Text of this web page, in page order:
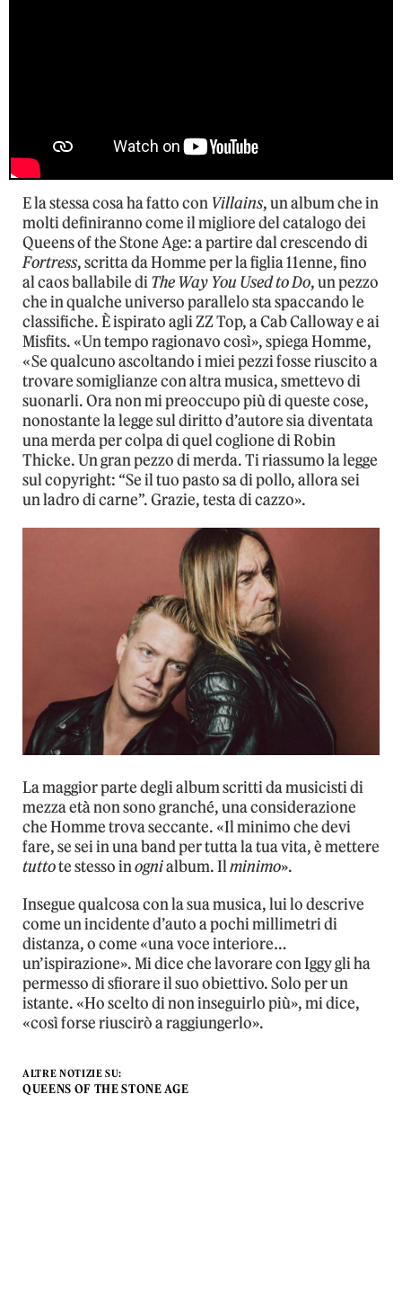
E la stessa cosa ha fatto con Villains, un album che in
molti definiranno come il migliore del catalogo dei
Queens of the Stone Age: a partire dal crescendo di
Fortress, scritta da Homme per la figlia 11enne, fino
al caos ballabile diThe Way You Used to Do, un pezzo
che in qualche universo parallelo sta spaccando le
classifiche. È ispirato agli ZZ Top, a Cab Calloway e ai
Misfits. «Un tempo ragionavo così», spiega Homme,
«Se qualcuno ascoltando i miei pezzi fosse riuscito a
trovare somiglianze con altra musica, smettevo di
suonarli. Ora non mi preoccupo più di queste cose,
nonostante la legge sul diritto d’autore sia diventata
una merda per colpa di quel coglione di Robin
Thicke. Un gran pezzo di merda. Ti riassumo la legge
sul copyright: “Se il tuo pasto sa di pollo, allora sei
un ladro di carne”. Grazie, testa di cazzo».
La maggior parte degli album scritti da musicisti di
mezza età non sono granché, una considerazione
che Homme trova seccante. «Il minimo che devi
fare, se sei in una band per tutta la tua vita, è mettere
tuttote stesso inognialbum. Ilminimo».
Insegue qualcosa con la sua musica, lui lo descrive
come un incidente d’auto a pochi millimetri di
distanza, o come «una voce interiore…
un’ispirazione». Mi dice che lavorare con Iggy gli ha
permesso di sfiorare il suo obiettivo. Solo per un
istante. «Ho scelto di non inseguirlo più», mi dice,
«così forse riuscirò a raggiungerlo».
ALTRE NOTIZIE SU:
QUEENS OF THE STONE AGE